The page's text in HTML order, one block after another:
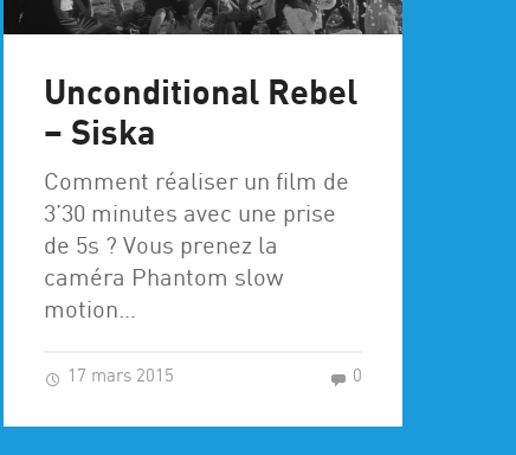
Unconditional Rebel
– Siska
Comment réaliser un film de
3’30 minutes avec une prise
de 5s ? Vous prenez la
caméra Phantom slow
motion…
17 mars 2015 0